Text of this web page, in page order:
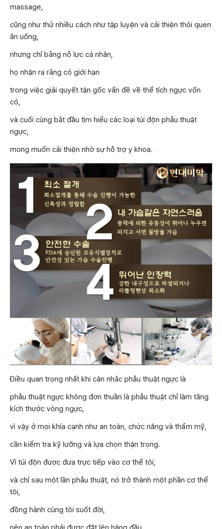
massage,
cũng như thử nhiều cách như tập luyện và cải thiện thói quen
ăn uống,
nhưng chỉ bằng nỗ lực cá nhân,
họ nhận ra rằng có giới hạn
trong việc giải quyết tận gốc vấn đề về thể tích ngực vốn
có,
và cuối cùng bắt đầu tìm hiểu các loại túi độn phẫu thuật
ngực,
mong muốn cải thiện nhờ sự hỗ trợ y khoa.
Điều quan trọng nhất khi cân nhắc phẫu thuật ngực là
phẫu thuật ngực không đơn thuần là phẫu thuật chỉ làm tăng
kích thước vòng ngực,
vì vậy ở mọi khía cạnh như an toàn, chức năng và thẩm mỹ,
cần kiểm tra kỹ lưỡng và lựa chọn thận trọng.
Vì túi độn được đưa trực tiếp vào cơ thể tôi,
và chỉ sau một lần phẫu thuật, nó trở thành một phần cơ thể
tôi,
đồng hành cùng tôi suốt đời,